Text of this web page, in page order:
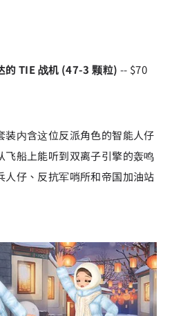
TIE 战机 (47-3 颗粒) -- $70
内含这位反派角色的智能人仔
飞船上能听到双离子引擎的轰鸣
人仔、反抗军哨所和帝国加油站